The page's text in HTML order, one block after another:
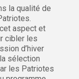
la qualité de
aspect et
cibler les
d’hiver
sélection
les Patriotes